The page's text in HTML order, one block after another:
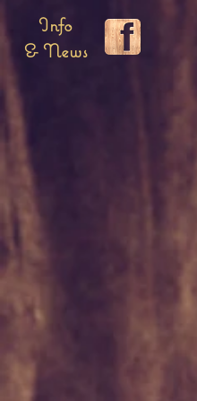
Info
& News